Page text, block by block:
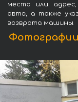
место или
авто, а также
возврата машины.